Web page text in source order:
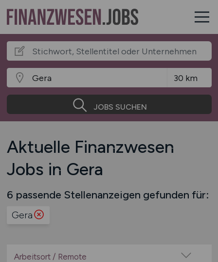
JOBS SUCHEN
Aktuelle Finanzwesen
Jobs in Gera
6 passende Stellenanzeigen gefunden für:
Gera
Arbeitsort / Remote